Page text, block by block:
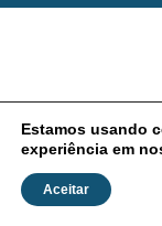
Estamos usando
experiência em
Aceitar